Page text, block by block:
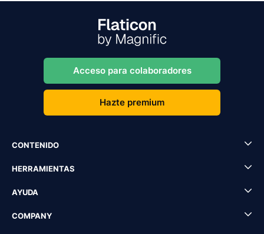
Acceso para colaboradores
Hazte premium
CONTENIDO
HERRAMIENTAS
AYUDA
COMPANY